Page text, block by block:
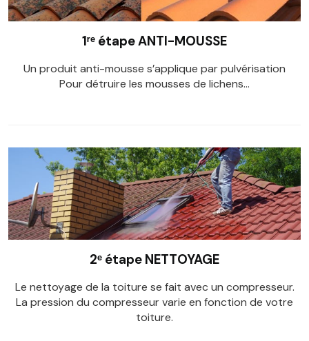
1ʳᵉ étape ANTI-MOUSSE
Un produit anti-mousse s’applique par pulvérisation
Pour détruire les mousses de lichens…
2ᵉ étape NETTOYAGE
Le nettoyage de la toiture se fait avec un compresseur.
La pression du compresseur varie en fonction de votre
toiture.